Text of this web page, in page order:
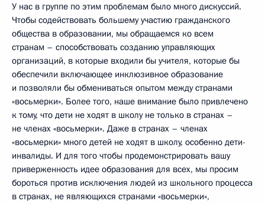
У нас в группе по этим проблемам было много дискуссий.
Чтобы содействовать большему участию гражданского
общества в образовании, мы обращаемся ко всем
странам – способствовать созданию управляющих
организаций, в которые входили бы учителя, которые бы
обеспечили включающее инклюзивное образование
и позволяли бы обмениваться опытом между странами
«восьмерки». Более того, наше внимание было привлечено
к тому, что дети не ходят в школу не только в странах –
не членах «восьмерки». Даже в странах – членах
«восьмерки» много детей не ходят в школу, особенно дети-
инвалиды. И для того чтобы продемонстрировать вашу
приверженность идее образования для всех, мы просим
бороться против исключения людей из школьного процесса
в странах, не являющихся странами «восьмерки»,